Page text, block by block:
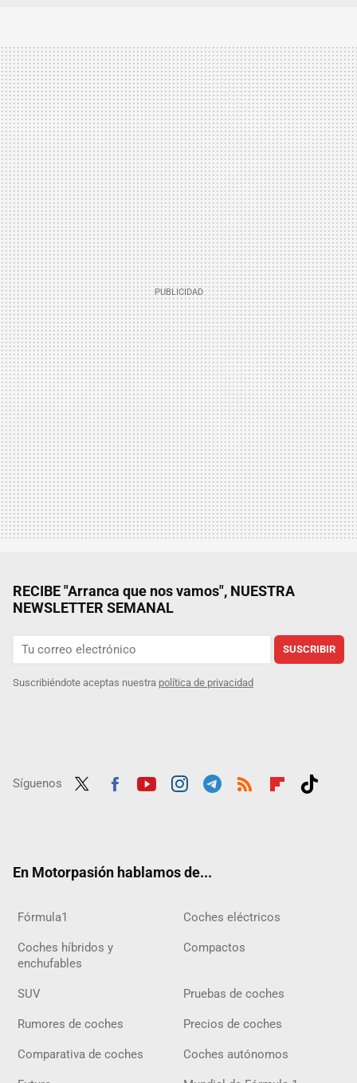
RECIBE "Arranca que nos vamos", NUESTRA
NEWSLETTER SEMANAL
SUSCRIBIR
Suscribiéndote aceptas nuestra política de privacidad
Síguenos
En Motorpasión hablamos de...
Fórmula1 Coches eléctricos
Coches híbridos y
enchufables
Compactos
SUV Pruebas de coches
Rumores de coches Precios de coches
Comparativa de coches Coches autónomos